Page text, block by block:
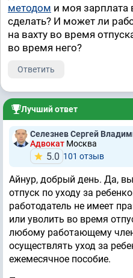
методом и моя зарплата
сделать? И может ли
на вахту во время
во время него?
Ответить
Лучший ответ
Селезнев Сергей
Адвокат Москва
5.0 101 отзыв
Айнур, добрый день. Да,
отпуск по уходу за
работодатель не имеет
или уволить во время
любому работающему
осуществлять уход за
ежемесячное пособие.